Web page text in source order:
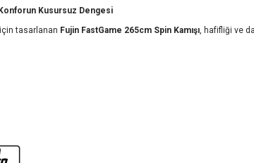
Kusursuz Dengesi
için tasarlanan Fujin FastGame 265cm Spin Kamışı, hafifliği ve